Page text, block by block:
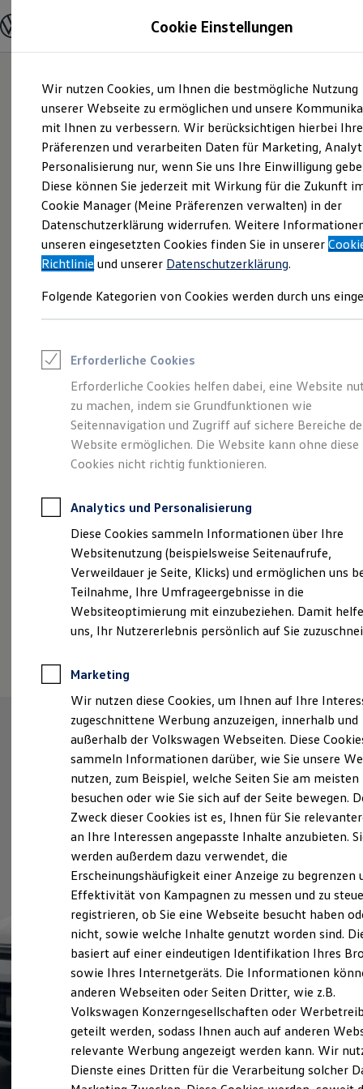
Hauptinhalt
springen
Footer
springen
Modelle und Konfigurator
Modelle vergleichen
Elektroautos
ENERGY Sondermodelle
Nutzfahrzeuge
SUV und CUV
Familienautos
Kombis
Kompaktwagen
Sportwagen
Schnell verfügbare Fahrzeuge
Angebote und Produkte
Aktuelle Angebote
E-Auto-Förderung
Volkswagen Marktplatz
Junge Gebrauchtwagen und Gebrauchtwagen
Saisonangebote
Leasing
Leasing-Angebote
Gebrauchtwagen Leasing
Junge Gebrauchtwagen-Leasing
Elektroauto Leasing
Kleinwagen-Leasing
Leasing ohne Anzahlung
Autokredit mit Schlussrate
Versicherungen und Garantien
Kfz-Versicherung
Restschuldversicherungen
Garantien
Wartungsverträge
Geschäftskunden
Professional Class bei Volkswagen
Großkunden
Behörden
Anpfiff zum Gewinn
Elektroautos
ID. Tutorials
Elektrofahrzeugkonzepte
Reichweite
Reichweite der ID. Modelle
Reichweite im Winter
Laden
Laden unterwegs
Laden Zuhause
Ladezeitensimulator
Batterie
Sicherheit
Garantie und Lebensdauer
Nachhaltigkeit
Technologie
Kosten und Kauf
Verbrauchskosten
Kaufoptionen
E-Auto-Förderung
Software und Konnektivität
Die ID. Software 6
ID. Software Versionen und Updates
Digitale Extras
Schnittstellen zu Ihrem ID.
Abenteuer Leben. Der
Tiguan.
Cookie Einstellungen
Wir nutzen Cookies, um Ihnen die bestmögliche Nutzung
unserer Webseite zu ermöglichen und unsere
mit Ihnen zu verbessern. Wir berücksichtigen hierbei Ihre
Präferenzen und verarbeiten Daten für Marketing,
Personalisierung nur, wenn Sie uns Ihre Einwilligung
Diese können Sie jederzeit mit Wirkung für die Zukunft
Cookie Manager (Meine Präferenzen verwalten) in der
Datenschutzerklärung widerrufen. Weitere
unseren eingesetzten Cookies finden Sie in unserer
Richtlinie und unserer Datenschutzerklärung.
Folgende Kategorien von Cookies werden durch uns
Erforderliche Cookies
Erforderliche Cookies helfen dabei, eine Website
zu machen, indem sie Grundfunktionen wie
Seitennavigation und Zugriff auf sichere Bereiche
Website ermöglichen. Die Website kann ohne diese
Cookies nicht richtig funktionieren.
Analytics und Personalisierung
Diese Cookies sammeln Informationen über Ihre
Websitenutzung (beispielsweise Seitenaufrufe,
Verweildauer je Seite, Klicks) und ermöglichen uns
Teilnahme, Ihre Umfrageergebnisse in die
Websiteoptimierung mit einzubeziehen. Damit
uns, Ihr Nutzererlebnis persönlich auf Sie
Marketing
Wir nutzen diese Cookies, um Ihnen auf Ihre
zugeschnittene Werbung anzuzeigen, innerhalb und
außerhalb der Volkswagen Webseiten. Diese
sammeln Informationen darüber, wie Sie unsere
nutzen, zum Beispiel, welche Seiten Sie am meisten
besuchen oder wie Sie sich auf der Seite bewegen.
Zweck dieser Cookies ist es, Ihnen für Sie
an Ihre Interessen angepasste Inhalte anzubieten.
werden außerdem dazu verwendet, die
Erscheinungshäufigkeit einer Anzeige zu begrenzen
Effektivität von Kampagnen zu messen und zu
registrieren, ob Sie eine Webseite besucht haben
nicht, sowie welche Inhalte genutzt worden sind.
basiert auf einer eindeutigen Identifikation Ihres
sowie Ihres Internetgeräts. Die Informationen
anderen Webseiten oder Seiten Dritter, wie z.B.
Volkswagen Konzerngesellschaften oder
geteilt werden, sodass Ihnen auch auf anderen
relevante Werbung angezeigt werden kann. Wir
Dienste eines Dritten für die Verarbeitung solcher